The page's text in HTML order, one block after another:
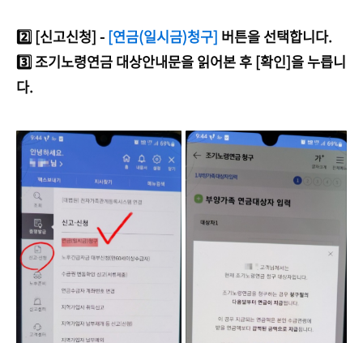
2️⃣ [신고신청] -[연금(일시금)청구] 버튼을 선택합니다.
3️⃣ 조기노령연금 대상안내문을 읽어본 후 [확인]을 누릅니
다.